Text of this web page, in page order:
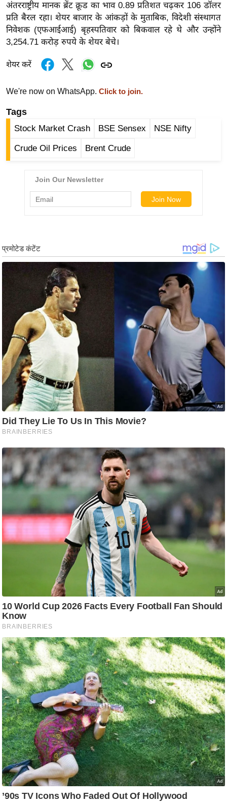
सा
हि
त्य
ज
ग
ऑ
व
र्ल्ड
न्यू
न
ली
वु
ड
हॉ
ली
वु
ड
फि
ल्म
स
मी
क्षा
B
e
a
k
N
e
w
ला
इ
फ
स्टा
इ
ल
टे
क्नॉ
लॉ
जी
ब्यू
टी
अंतरराष्ट्रीय मानक ब्रेंट क्रूड का भाव 0.89 प्रतिशत चढ़कर 106 डॉलर
प्रति बैरल रहा। शेयर बाजार के आंकड़ों के मुताबिक, विदेशी संस्थागत
निवेशक (एफआईआई) बृहस्पतिवार को बिकवाल रहे थे और उन्होंने
3,254.71 करोड़ रुपये के शेयर बेचे।
शेयर करें
We're now on WhatsApp. Click to join.
Tags
Stock Market Crash BSE Sensex NSE Nifty
Crude Oil Prices Brent Crude